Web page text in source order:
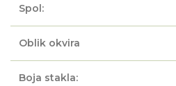
Spol:
Oblik okvira
Boja stakla: